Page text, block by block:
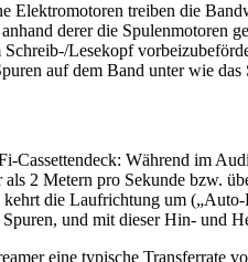
Elektromotoren treiben die
derer die Spulenmotoren
Schreib-/Lesekopf
auf dem Band unter wie
Während im
2 Metern pro Sekunde bzw.
die Laufrichtung um
und mit dieser Hin- und
eine typische Transferrate